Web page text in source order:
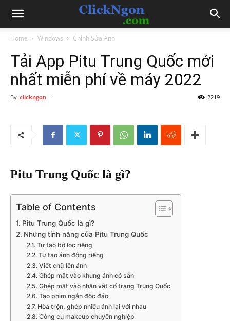
Home Windows Chỉnh Sửa Ảnh
Tải App Pitu Trung Quốc mới
nhất miễn phí về máy 2022
By clickngon - 2219
Pitu Trung Quốc là gì?
Table of Contents
Pitu Trung Quốc là gì?
Những tính năng của Pitu Trung Quốc
Tự tạo bộ lọc riêng
Tự tạo ảnh động riêng
Viết chữ lên ảnh
Ghép mặt vào khung ảnh có sẵn
Ghép mặt vào nhân vật cổ trang Trung Quốc
Tạo phim ngắn độc đáo
Hòa trộn, ghép nhiều ảnh lại với nhau
Công cụ makeup chuyên nghiệp